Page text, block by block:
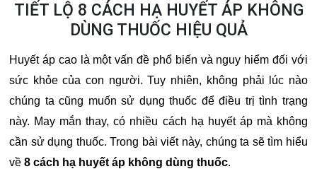
TIẾT LỘ 8 CÁCH HẠ HUYẾT ÁP KHÔNG
DÙNG THUỐC HIỆU QUẢ
Huyết áp cao là một vấn đề phổ biến và nguy hiểm đối với
sức khỏe của con người. Tuy nhiên, không phải lúc nào
chúng ta cũng muốn sử dụng thuốc để điều trị tình trạng
này. May mắn thay, có nhiều cách hạ huyết áp mà không
cần sử dụng thuốc. Trong bài viết này, chúng ta sẽ tìm hiểu
về 8 cách hạ huyết áp không dùng thuốc.